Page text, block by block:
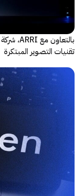
التصوير المبتكرة